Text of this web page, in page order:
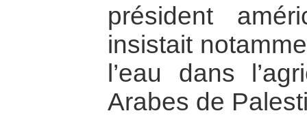
président
insistait
l’eau dans
Arabes de